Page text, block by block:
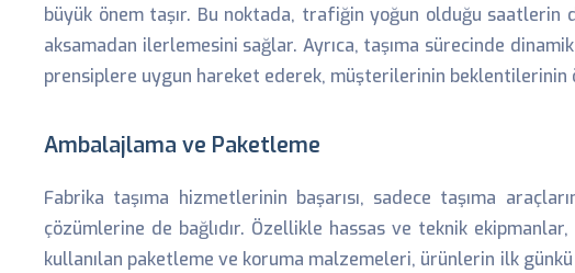
büyük önem taşır. Bu noktada, trafiğin yoğun olduğu saatlerin
aksamadan ilerlemesini sağlar. Ayrıca, taşıma sürecinde
prensiplere uygun hareket ederek, müşterilerinin beklentilerinin
Ambalajlama ve Paketleme
Fabrika taşıma hizmetlerinin başarısı, sadece taşıma
çözümlerine de bağlıdır. Özellikle hassas ve teknik
kullanılan paketleme ve koruma malzemeleri, ürünlerin ilk